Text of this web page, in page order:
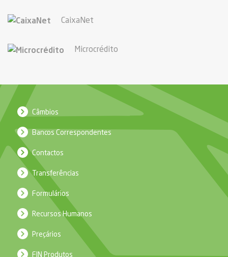
CaixaNet
Microcrédito
Câmbios
Bancos Correspondentes
Contactos
Transferências
Formulários
Recursos Humanos
Preçários
FIN Produtos